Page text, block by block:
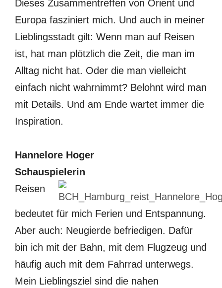
Dieses Zusammentreffen von Orient und
Europa fasziniert mich. Und auch in meiner
Lieblingsstadt gilt: Wenn man auf Reisen
ist, hat man plötzlich die Zeit, die man im
Alltag nicht hat. Oder die man vielleicht
einfach nicht wahrnimmt? Belohnt wird man
mit Details. Und am Ende wartet immer die
Inspiration.
Hannelore Hoger
Schauspielerin
Reisen
bedeutet für mich Ferien und Entspannung.
Aber auch: Neugierde befriedigen. Dafür
bin ich mit der Bahn, mit dem Flugzeug und
häufig auch mit dem Fahrrad unterwegs.
Mein Lieblingsziel sind die nahen